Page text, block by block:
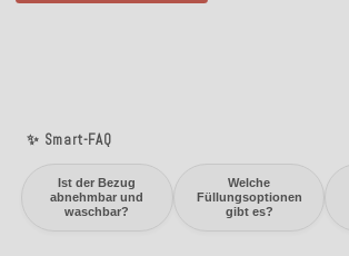
✨ Smart-FAQ
Ist der Bezug
abnehmbar und
waschbar?
Welche
Füllungsoptionen
gibt es?